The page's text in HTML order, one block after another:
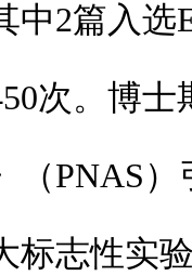
中2篇入选
次。博
（PNAS
标志性实